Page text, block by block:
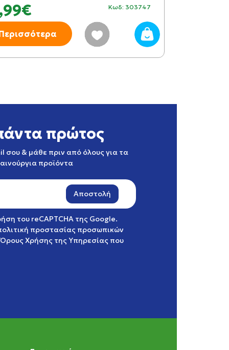
Κωδ: 303747
πρώτος
σου & μάθε πριν από όλους για τα
προϊόντα
Αποστολή
του reCAPTCHA της Google.
προστασίας προσωπικών
Όρους Χρήσης της Υπηρεσίας που